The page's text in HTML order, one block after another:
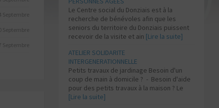
Septembre
Septembre
Septembre
Le Centre social du Donziais est à la
recherche de bénévoles afin que les
seniors du territoire du Donziais puissent
recevoir de la visite et ain [Lire la suite]
ATELIER SOLIDARITE
INTERGENERATIONNELLE
Petits travaux de jardinage Besoin d'un
coup de main à domicile ? - Besoin d'aide
pour des petits travaux à la maison ? Le
[Lire la suite]